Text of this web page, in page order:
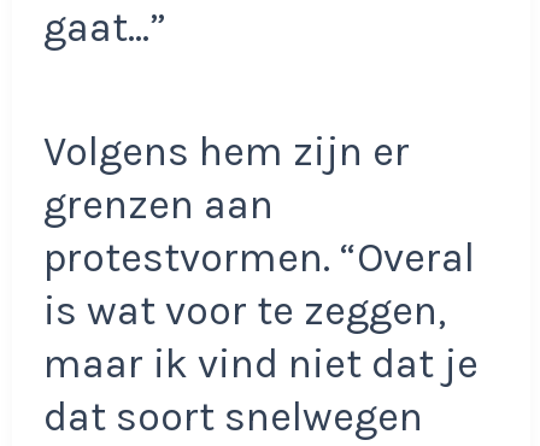
gaat…”
Volgens hem zijn er
grenzen aan
protestvormen. “Overal
is wat voor te zeggen,
maar ik vind niet dat je
dat soort snelwegen